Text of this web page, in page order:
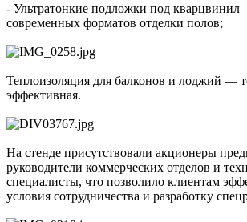
- Ультратонкие подложки под
современных форматов отделки полов;
Теплоизоляция для балконов и лоджий —
эффективная.
На стенде присутствовали акционеры
руководители коммерческих отделов и
специалисты, что позволило клиентам
условия сотрудничества и разработку